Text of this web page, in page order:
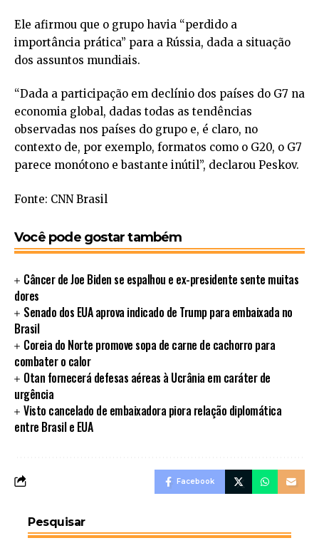
Ele afirmou que o grupo havia “perdido a
importância prática” para a Rússia, dada a situação
dos assuntos mundiais.
“Dada a participação em declínio dos países do G7 na
economia global, dadas todas as tendências
observadas nos países do grupo e, é claro, no
contexto de, por exemplo, formatos como o G20, o G7
parece monótono e bastante inútil”, declarou Peskov.
Fonte: CNN Brasil
Você pode gostar também
Câncer de Joe Biden se espalhou e ex-presidente sente muitas
dores
Senado dos EUA aprova indicado de Trump para embaixada no
Brasil
Coreia do Norte promove sopa de carne de cachorro para
combater o calor
Otan fornecerá defesas aéreas à Ucrânia em caráter de
urgência
Visto cancelado de embaixadora piora relação diplomática
entre Brasil e EUA
Facebook
Pesquisar